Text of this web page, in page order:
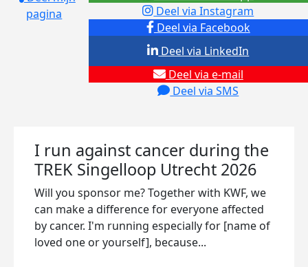
pagina
Deel via Facebook
Deel via Instagram
Deel via e-mail
Deel via SMS
Deel via LinkedIn
I run against cancer during the
TREK Singelloop Utrecht 2026
Will you sponsor me? Together with KWF, we
can make a difference for everyone affected
by cancer. I'm running especially for [name of
loved one or yourself], because...